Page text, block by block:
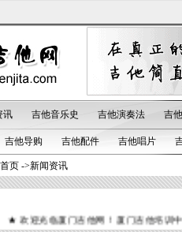
讯 吉他音乐史 吉他演奏法 吉
吉他导购 吉他配件 吉他唱片
页 ->新闻资讯
★ 欢迎光临厦门吉他网！ 厦门吉他培训中